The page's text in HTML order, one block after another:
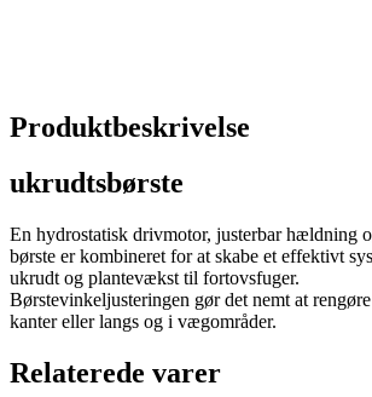
Produktbeskrivelse
ukrudtsbørste
En hydrostatisk drivmotor, justerbar hældning
børste er kombineret for at skabe et effektivt
ukrudt og plantevækst til fortovsfuger.
Børstevinkeljusteringen gør det nemt at
kanter eller langs og i vægområder.
Relaterede varer